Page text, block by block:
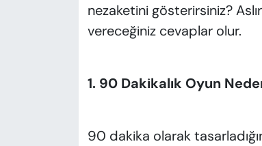
nezaketini gösterirsiniz?
vereceğiniz cevaplar olur.
1. 90 Dakikalık Oyun
90 dakika olarak